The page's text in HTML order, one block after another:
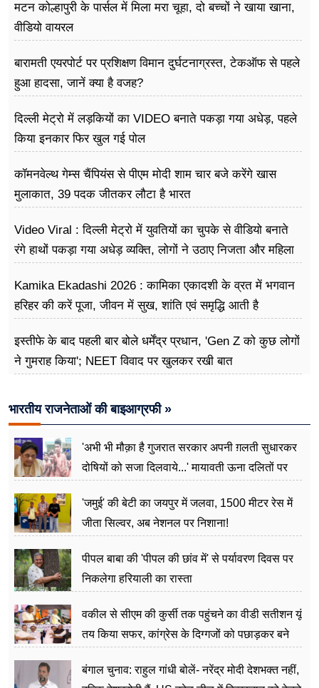
मटन कोल्हापुरी के पार्सल में मिला मरा चूहा, दो बच्चों ने खाया खाना,
वीडियो वायरल
बारामती एयरपोर्ट पर प्रशिक्षण विमान दुर्घटनाग्रस्त, टेकऑफ से पहले
हुआ हादसा, जानें क्या है वजह?
दिल्ली मेट्रो में लड़कियों का VIDEO बनाते पकड़ा गया अधेड़, पहले
किया इनकार फिर खुल गई पोल
कॉमनवेल्थ गेम्स चैंपियंस से पीएम मोदी शाम चार बजे करेंगे खास
मुलाकात, 39 पदक जीतकर लौटा है भारत
Video Viral : दिल्ली मेट्रो में युवतियों का चुपके से वीडियो बनाते
रंगे हाथों पकड़ा गया अधेड़ व्यक्ति, लोगों ने उठाए निजता और महिला
Kamika Ekadashi 2026 : कामिका एकादशी के व्रत में भगवान
हरिहर की करें पूजा, जीवन में सुख, शांति एवं समृद्धि आती है
इस्तीफे के बाद पहली बार बोले धर्मेंद्र प्रधान, 'Gen Z को कुछ लोगों
ने गुमराह किया'; NEET विवाद पर खुलकर रखी बात
भारतीय राजनेताओं की बाइआग्रफी »
'अभी भी मौक़ा है गुजरात सरकार अपनी ग़लती सुधारकर
दोषियों को सजा दिलवाये...' मायावती ऊना दलितों पर
'जमुई' की बेटी का जयपुर में जलवा, 1500 मीटर रेस में
जीता सिल्वर, अब नेशनल पर निशाना!
पीपल बाबा की 'पीपल की छांव में' से पर्यावरण दिवस पर
निकलेगा हरियाली का रास्ता
वकील से सीएम की कुर्सी तक पहुंचने का वीडी सतीशन यूं
तय किया सफर, कांग्रेस के दिग्गजों को पछाड़कर बने
बंगाल चुनाव: राहुल गांधी बोलें- नरेंद्र मोदी देशभक्त नहीं,